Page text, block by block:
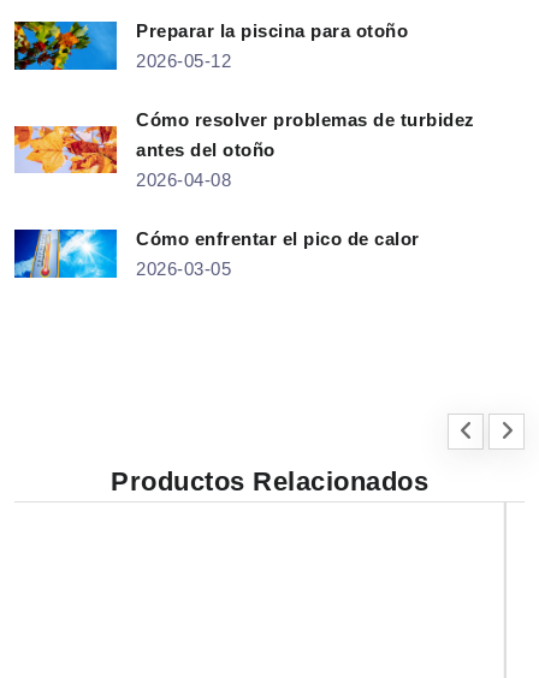
Preparar la piscina para otoño
2026-05-12
Cómo resolver problemas de turbidez
antes del otoño
2026-04-08
Cómo enfrentar el pico de calor
2026-03-05
Productos Relacionados